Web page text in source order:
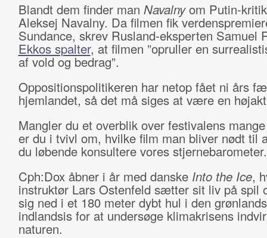
Blandt dem finder man Navalnyom Putin-
Aleksej Navalny. Da filmen fik
Sundance, skrev Rusland-eksperten Samuel
Ekkos spalter, at filmen ”opruller en
af vold og bedrag”.
Oppositionspolitikeren har netop fået ni års
hjemlandet, så det må siges at være en
Mangler du et overblik over festivalens
er du i tvivl om, hvilke film man bliver nødt til
du løbende konsultere vores stjernebarometer.
Cph:Dox åbner i år med danske Into the Ice,
instruktør Lars Ostenfeld sætter sit liv på spil
sig ned i et 180 meter dybt hul i den
indlandsis for at undersøge klimakrisens
naturen.